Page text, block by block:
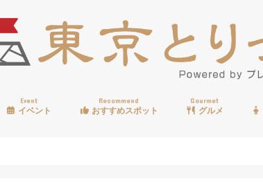
Event
イベント
Recommend
おすすめスポット
Gourmet
グルメ